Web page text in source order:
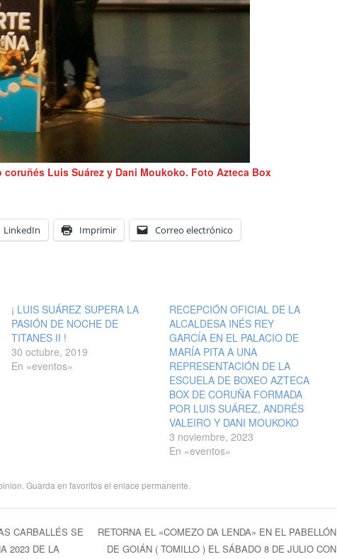
Luis Suárez y Dani Moukoko. Foto Azteca Box
LinkedIn Imprimir Correo electrónico
¡ LUIS SUÁREZ SUPERA LA
PASIÓN DE NOCHE DE
TITANES II !
30 octubre, 2019
En «eventos»
RECEPCIÓN OFICIAL DE LA
ALCALDESA INÉS REY
GARCÍA EN EL PALACIO DE
MARÍA PITA A UNA
REPRESENTACIÓN DE LA
ESCUELA DE BOXEO AZTECA
BOX DE CORUÑA FORMADA
POR LUIS SUÁREZ, ANDRÉS
VALEIRO Y DANI MOUKOKO
3 noviembre, 2023
En «eventos»
. Guarda en favoritos el enlace permanente
CARBALLÉS SE
2023 DE LA
RETORNA EL «COMEZO DA LENDA» EN EL PABELLÓN
DE GOIÁN ( TOMILLO ) EL SÁBADO 8 DE JULIO CON